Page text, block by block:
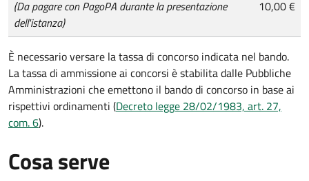
(Da pagare con PagoPA durante la presentazione
dell'istanza)
10,00 €
È necessario versare la tassa di concorso indicata nel bando.
La tassa di ammissione ai concorsi è stabilita dalle Pubbliche
Amministrazioni che emettono il bando di concorso in base ai
rispettivi ordinamenti (Decreto legge 28/02/1983, art. 27,
com. 6).
Cosa serve